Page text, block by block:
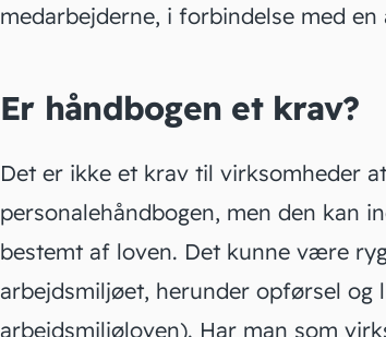
medarbejderne, i forbindelse med
Er håndbogen et krav?
Det er ikke et krav til virksomheder
personalehåndbogen, men den kan
bestemt af loven. Det kunne være
arbejdsmiljøet, herunder opførsel og
arbejdsmiljøloven). Har man som